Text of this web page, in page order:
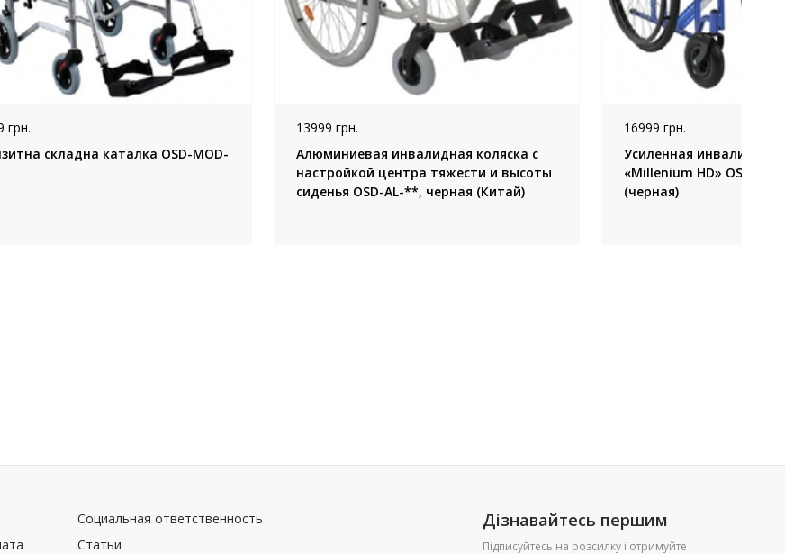
грн.
складна каталка OSD-MOD-
13999 грн.
Алюминиевая инвалидная коляска с
настройкой центра тяжести и высоты
сиденья OSD-AL-**, черная (Китай)
16999 грн.
Усиленная инвалидная
«Millenium HD» OSD-
(черная)
Социальная ответственность
Статьи
Дізнавайтесь першим
Підписуйтесь на розсилку і отримуйте